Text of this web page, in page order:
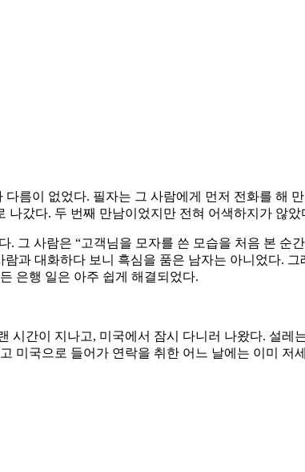
름이 없었다. 필자는 그 사람에게 먼저 전화를 해
나갔다. 두 번째 만남이었지만 전혀 어색하지가 않았
그 사람은 “고객님을 모자를 쓴 모습을 처음 본 순
과 대화하다 보니 흑심을 품은 남자는 아니었다.
은행 일은 아주 쉽게 해결되었다.
간이 지나고, 미국에서 잠시 다니러 나왔다. 설레
미국으로 들어가 연락을 취한 어느 날에는 이미 저